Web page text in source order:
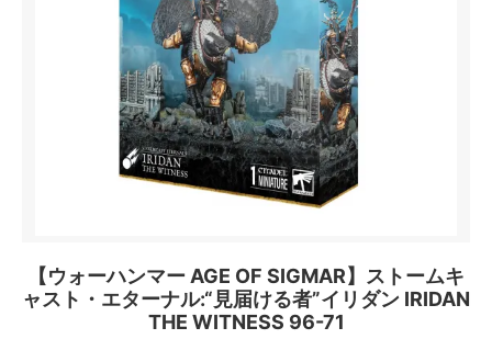
【ウォーハンマー AGE OF SIGMAR】ストームキ
ャスト・エターナル:“見届ける者”イリダン IRIDAN
THE WITNESS 96-71